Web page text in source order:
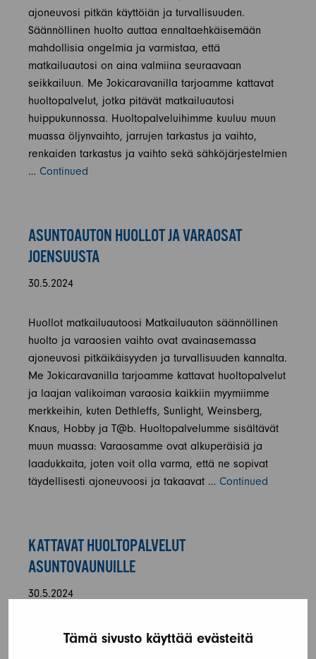
Tämä sivusto käyttää evästeitä
ajoneuvosi pitkän käyttöiän ja turvallisuuden.
Säännöllinen huolto auttaa ennaltaehkäisemään
mahdollisia ongelmia ja varmistaa, että
matkailuautosi on aina valmiina seuraavaan
seikkailuun. Me Jokicaravanilla tarjoamme kattavat
huoltopalvelut, jotka pitävät matkailuautosi
huippukunnossa. Huoltopalveluihimme kuuluu muun
muassa öljynvaihto, jarrujen tarkastus ja vaihto,
renkaiden tarkastus ja vaihto sekä sähköjärjestelmien
… Continued
ASUNTOAUTON HUOLLOT JA VARAOSAT
JOENSUUSTA
30.5.2024
Huollot matkailuautoosi Matkailuauton säännöllinen
huolto ja varaosien vaihto ovat avainasemassa
ajoneuvosi pitkäikäisyyden ja turvallisuuden kannalta.
Me Jokicaravanilla tarjoamme kattavat huoltopalvelut
ja laajan valikoiman varaosia kaikkiin myymiimme
merkkeihin, kuten Dethleffs, Sunlight, Weinsberg,
Knaus, Hobby ja T@b. Huoltopalvelumme sisältävät
muun muassa: Varaosamme ovat alkuperäisiä ja
laadukkaita, joten voit olla varma, että ne sopivat
täydellisesti ajoneuvoosi ja takaavat … Continued
KATTAVAT HUOLTOPALVELUT
ASUNTOVAUNUILLE
30.5.2024
Asuntovaunujen säännöllinen huolto Asuntovaunun